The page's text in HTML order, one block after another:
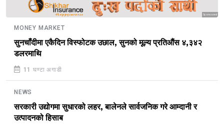
Sponsored
MONEY MARKET
सुनचाँदीमा एकैदिन विस्फोटक उछाल, सुनको मूल्य प्रतिऔंस ४,३४२
डलरमाथि
11 घण्टा अगाडी
NEWS
सरकारी उद्योगमा सुधारको लहर, बालेनले सार्वजनिक गरे आम्दानी र
उत्पादनको हिसाब